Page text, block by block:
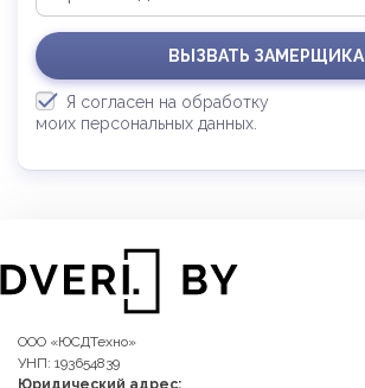
ВЫЗВАТЬ ЗАМЕРЩИКА
Я согласен на обработку
моих персональных данных.
ООО «ЮСДТехно»
УНП: 193654839
Юридический адрес: